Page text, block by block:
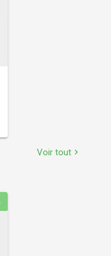
Voir tout chevron_right